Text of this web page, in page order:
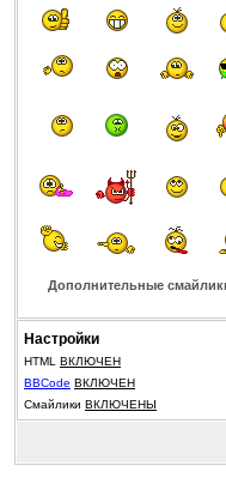
Дополнительные
Настройки
HTML ВКЛЮЧЕН
BBCode ВКЛЮЧЕН
Смайлики ВКЛЮЧЕНЫ